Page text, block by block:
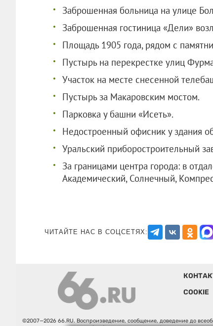
Заброшенная больница на улице
Заброшенная гостиница «Дели»
Площадь 1905 года, рядом с
Пустырь на перекрестке улиц
Участок на месте снесенной
Пустырь за Макаровским мостом.
Парковка у башни «Исеть».
Недостроенный офисник у здания
Уральский приборостроительный
За границами центра города: в
Академический, Солнечный,
ЧИТАЙТЕ НАС В СОЦСЕТЯХ:
COOKIE
©2007—2026 66.RU. Воспроизведение, сообщение, доведение до